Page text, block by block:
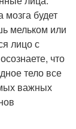
будет
мельком или
лицо с
что
тело все
важных